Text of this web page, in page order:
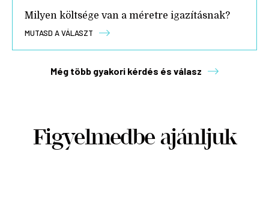
Milyen költsége van a méretre igazításnak?
MUTASD A VÁLASZT
Még több gyakori kérdés és válasz
Figyelmedbe ajánljuk